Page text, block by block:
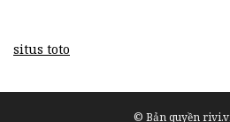
situs toto
© Bản quyền